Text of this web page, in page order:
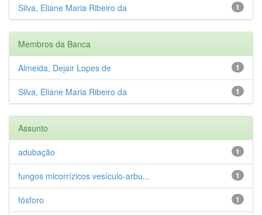
1
Silva, Eliane Maria Ribeiro da
Membros da Banca
1
Almeida, Dejair Lopes de
1
Silva, Eliane Maria Ribeiro da
Assunto
1
adubação
1
fungos micorrízicos vesículo-arbu...
1
fósforo